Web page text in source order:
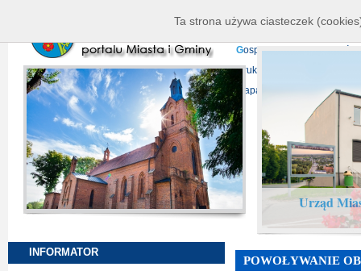
P
rojekty europejskie
Gospodarka
D ruki do pobrania
Mapa serwisu
Urząd
INFORMATOR
POWOŁYWANIE
Ta strona używa ciasteczek